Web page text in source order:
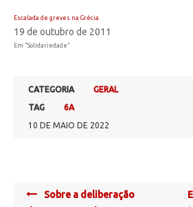
Escalada de greves na Grécia
19 de outubro de 2011
Em "Solidariedade"
CATEGORIA
GERAL
TAG
6A
10 DE MAIO DE 2022
PostSobre a deliberação